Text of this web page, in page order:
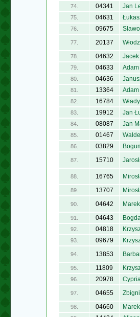
74. 04341 Jan
75. 04631
76. 09675
77. 20137
78. 04632
79. 04633
80. 04636
81. 13364
82. 16784
83. 19912 Jan
84. 08087 Jan
85. 01467
86. 03829
87. 15710
88. 16765
89. 13707
90. 04642
91. 04643
92. 04818
93. 09679
94. 13853
95. 11809
96. 20978
97. 04655
98. 04660